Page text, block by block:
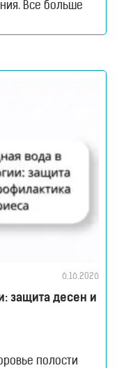
Все больше
важных
с воздействием
6.16.2026
защита десен и
полости